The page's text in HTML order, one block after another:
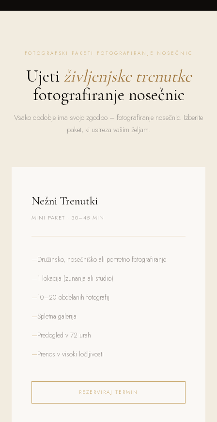
FOTOGRAFSKI PAKETI FOTOGRAFIRANJE NOSEČNIC
Ujeti življenjske trenutke
fotografiranje nosečnic
Vsako obdobje ima svojo zgodbo – fotografiranje nosečnic. Izberite
paket, ki ustreza vašim željam.
Nežni Trenutki
MINI PAKET · 30–45 MIN
Družinsko, nosečniško ali portretno fotografiranje
1 lokacija (zunanja ali studio)
10–20 obdelanih fotografij
Spletna galerija
Predogled v 72 urah
Prenos v visoki ločljivosti
REZERVIRAJ TERMIN